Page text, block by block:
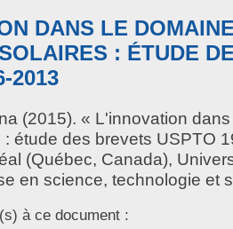
DANS LE
: ÉTUDE
2013
(2015). « L'innovation
étude des brevets USPTO
(Québec, Canada),
en science, technologie et
à ce document :